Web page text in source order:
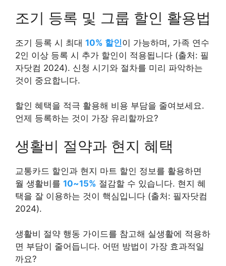
조기 등록 및 그룹 할인 활용법
조기 등록 시 최대 10% 할인이 가능하며, 가족 연수
2인 이상 등록 시 추가 할인이 적용됩니다 (출처: 필
자닷컴 2024). 신청 시기와 절차를 미리 파악하는
것이 중요합니다.
할인 혜택을 적극 활용해 비용 부담을 줄여보세요.
언제 등록하는 것이 가장 유리할까요?
생활비 절약과 현지 혜택
교통카드 할인과 현지 마트 할인 정보를 활용하면
월 생활비를 10~15% 절감할 수 있습니다. 현지 혜
택을 잘 이용하는 것이 핵심입니다 (출처: 필자닷컴
2024).
생활비 절약 행동 가이드를 참고해 실생활에 적용하
면 부담이 줄어듭니다. 어떤 방법이 가장 효과적일
까요?